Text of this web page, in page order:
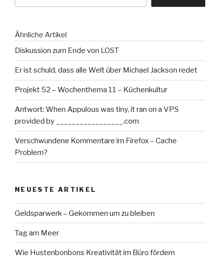
Ähnliche Artikel
Diskussion zum Ende von LOST
Er ist schuld, dass alle Welt über Michael Jackson redet
Projekt 52 – Wochenthema 11 – Küchenkultur
Antwort: When Appulous was tiny, it ran on a VPS
provided by _________________.com
Verschwundene Kommentare im Firefox – Cache
Problem?
NEUESTE ARTIKEL
Geldsparwerk – Gekommen um zu bleiben
Tag am Meer
Wie Hustenbonbons Kreativität im Büro fördern